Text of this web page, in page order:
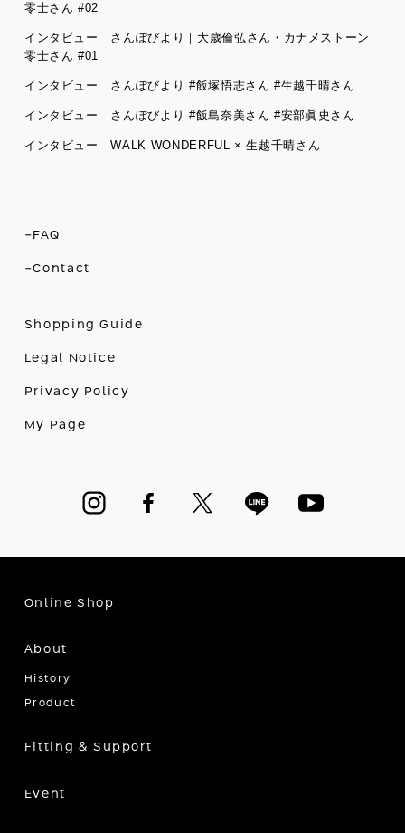
零士さん #02
インタビュー さんぽびより｜大歳倫弘さん・カナメストーン
零士さん #01
インタビュー さんぽびより #飯塚悟志さん #生越千晴さん
インタビュー さんぽびより #飯島奈美さん #安部眞史さん
インタビュー WALK WONDERFUL × 生越千晴さん
-FAQ
-Contact
Shopping Guide
Legal Notice
Privacy Policy
My Page
Online Shop
About
History
Product
Fitting & Support
Event